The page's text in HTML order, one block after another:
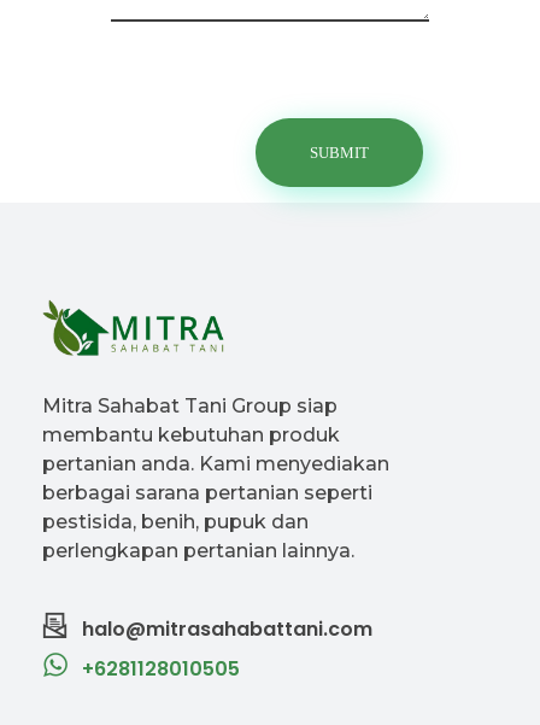
Mitra Sahabat Tani Group siap
membantu kebutuhan produk
pertanian anda. Kami menyediakan
berbagai sarana pertanian seperti
pestisida, benih, pupuk dan
perlengkapan pertanian lainnya.
halo@mitrasahabattani.com
+6281128010505